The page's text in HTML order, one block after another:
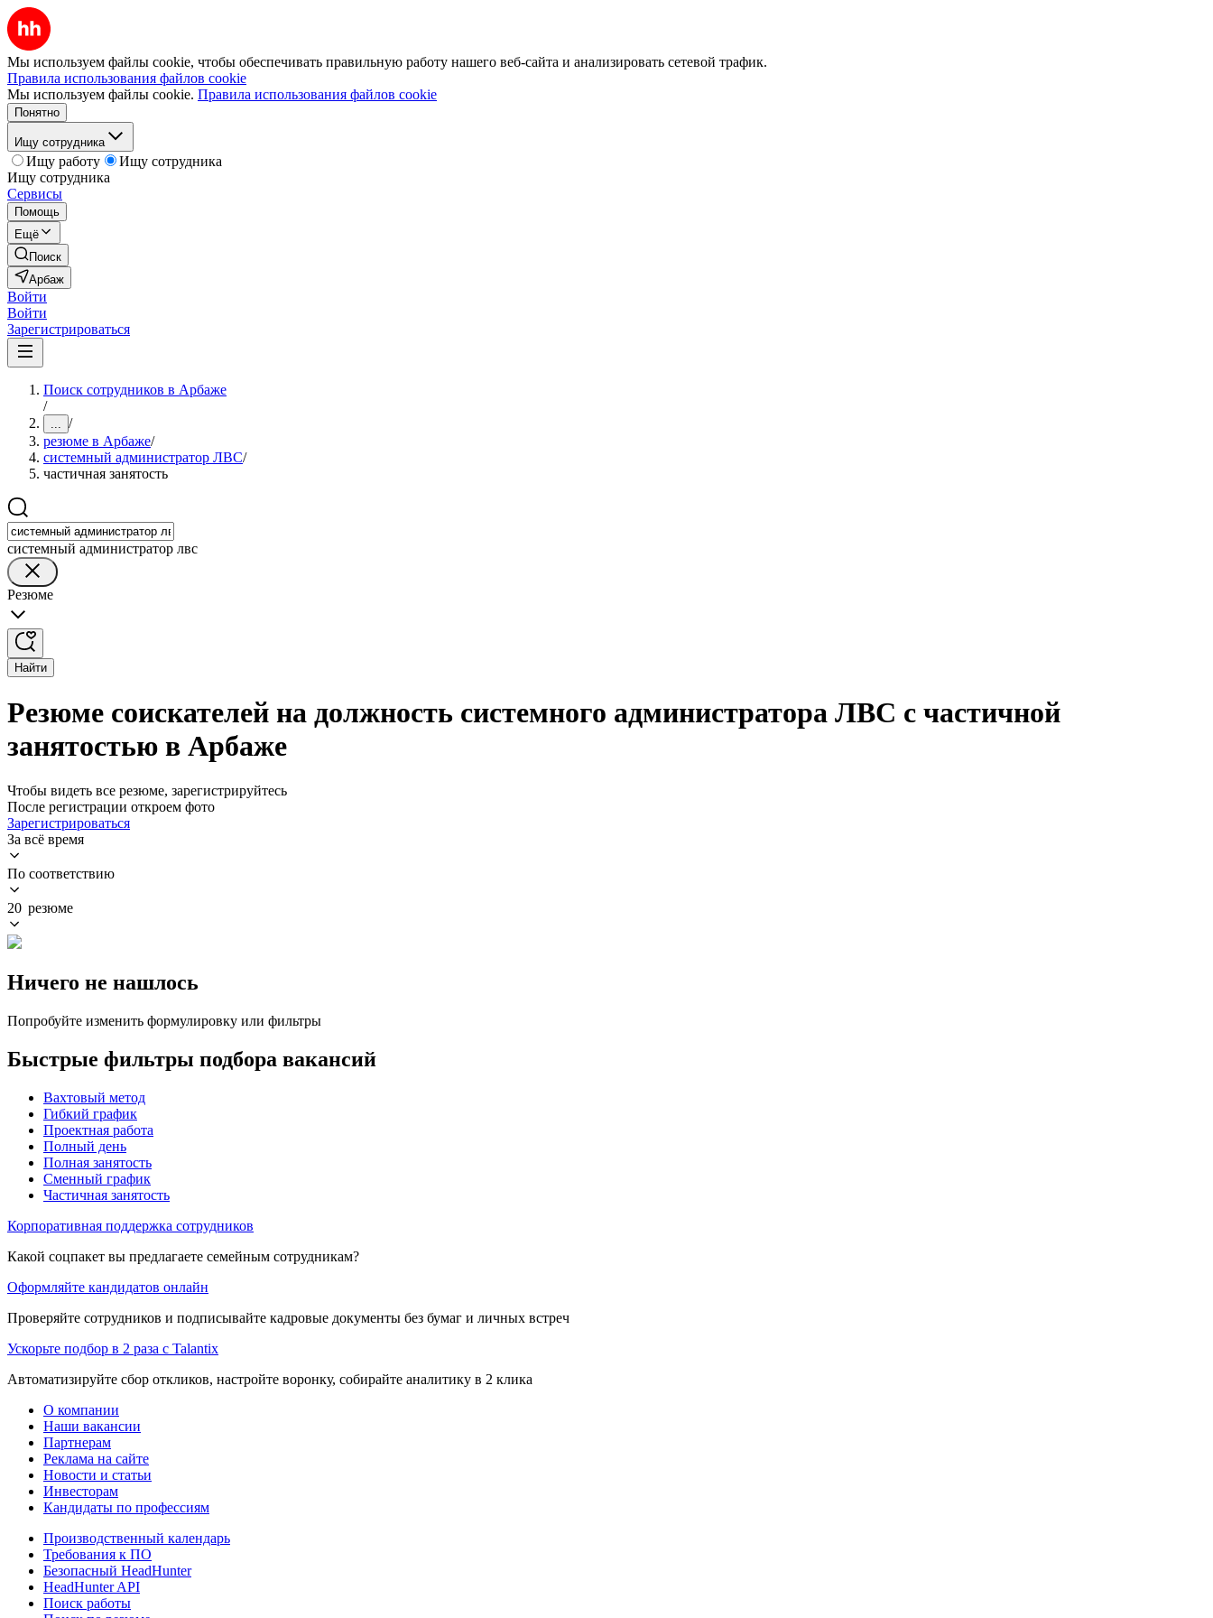
Мы используем файлы cookie, чтобы обеспечивать правильную работу нашего веб-сайта и анализировать сетевой трафик.
Правила использования файлов cookie
Мы используем файлы cookie. Правила использования файлов cookie
Понятно
Ищу сотрудника
Ищу работу
Ищу сотрудника
Ищу сотрудника
Сервисы
Помощь
Ещё
Поиск
Арбаж
Войти
Войти
Зарегистрироваться
Поиск сотрудников в Арбаже
/
... /
резюме в Арбаже/
системный администратор ЛВС/
частичная занятость
системный администратор лвс
Резюме
Найти
Резюме соискателей на должность системного администратора ЛВС с частичной
занятостью в Арбаже
Чтобы видеть все резюме, зарегистрируйтесь
После регистрации откроем фото
Зарегистрироваться
За всё время
По соответствию
20 резюме
Ничего не нашлось
Попробуйте изменить формулировку или фильтры
Быстрые фильтры подбора вакансий
Вахтовый метод
Гибкий график
Проектная работа
Полный день
Полная занятость
Сменный график
Частичная занятость
Корпоративная поддержка сотрудников
Какой соцпакет вы предлагаете семейным сотрудникам?
Оформляйте кандидатов онлайн
Проверяйте сотрудников и подписывайте кадровые документы без бумаг и личных встреч
Ускорьте подбор в 2 раза с Talantix
Автоматизируйте сбор откликов, настройте воронку, собирайте аналитику в 2 клика
О компании
Наши вакансии
Партнерам
Реклама на сайте
Новости и статьи
Инвесторам
Кандидаты по профессиям
Производственный календарь
Требования к ПО
Безопасный HeadHunter
HeadHunter API
Поиск работы